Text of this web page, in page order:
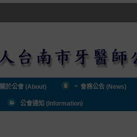
關於公會 (About) 會務公告 (News)
公會通知 (Information)